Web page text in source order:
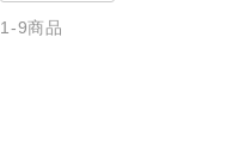
1-9商品